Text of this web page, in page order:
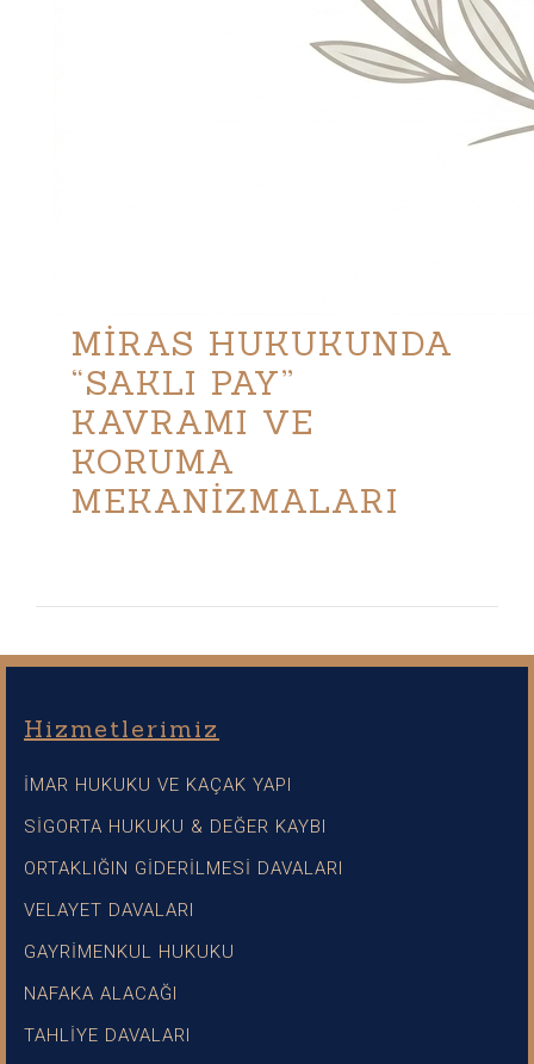
MİRAS HUKUKUNDA
“SAKLI PAY”
KAVRAMI VE
KORUMA
MEKANİZMALARI
Hizmetlerimiz
İMAR HUKUKU VE KAÇAK YAPI
SİGORTA HUKUKU & DEĞER KAYBI
ORTAKLIĞIN GİDERİLMESİ DAVALARI
VELAYET DAVALARI
GAYRİMENKUL HUKUKU
NAFAKA ALACAĞI
TAHLİYE DAVALARI